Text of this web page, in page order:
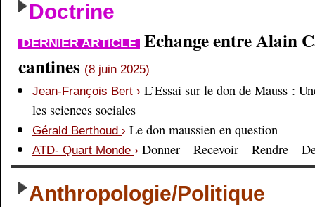
Doctrine
DERNIER ARTICLE Echange entre Alain
cantines (8 juin 2025)
Jean-François Bert › L’Essai sur le don de Mauss :
les sciences sociales
Gérald Berthoud › Le don maussien en question
ATD- Quart Monde › Donner – Recevoir – Rendre –
Anthropologie/Politique